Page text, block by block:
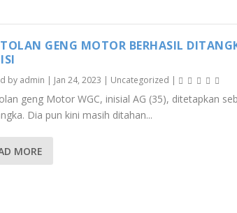
GENG MOTOR BERHASIL
by admin | Jan 24, 2023 | Uncategorized |
geng Motor WGC, inisial AG (35), ditetapkan
Dia pun kini masih ditahan...
MORE